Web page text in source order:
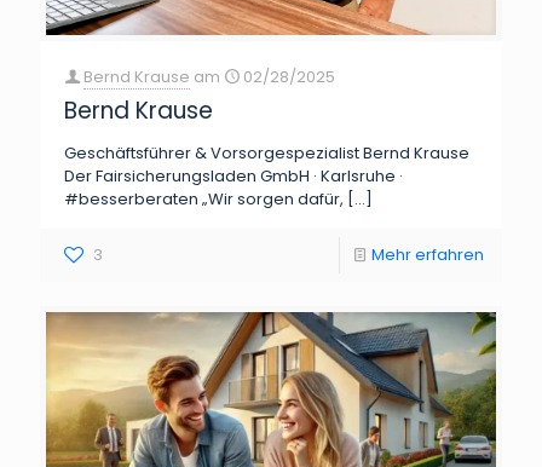
Bernd Krause am 02/28/2025
Bernd Krause
Geschäftsführer & Vorsorgespezialist Bernd Krause
Der Fairsicherungsladen GmbH · Karlsruhe ·
#besserberaten „Wir sorgen dafür, […]
3 Mehr erfahren